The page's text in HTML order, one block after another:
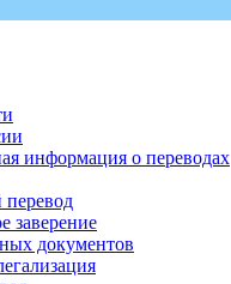
информация о переводах
заверение
документов